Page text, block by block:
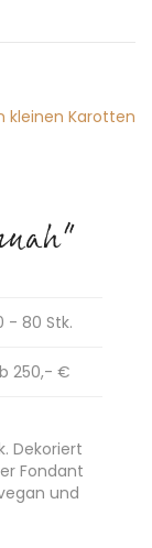
- 80 Stk.
250,- €
Dekoriert
Fondant
und